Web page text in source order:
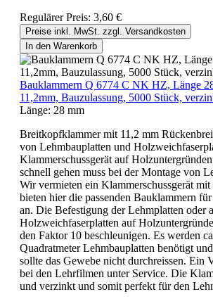
Regulärer Preis: 3,60 €
Preise inkl. MwSt. zzgl. Versandkosten
In den Warenkorb
Bauklammern Q 6774 C NK HZ, Länge
11,2mm, Bauzulassung, 5000 Stück,
Länge: 28 mm
Breitkopfklammer mit 11,2 mm
von Lehmbauplatten und
Klammerschussgerät auf
schnell gehen muss bei der Montage von
Wir vermieten ein Klammerschussgerät mit
bieten hier die passenden Bauklammern
an. Die Befestigung der Lehmplatten oder
Holzweichfaserplatten auf
den Faktor 10 beschleunigen. Es werden
Quadratmeter Lehmbauplatten benötigt
sollte das Gewebe nicht durchreissen. Ein
bei den Lehrfilmen unter Service. Die
und verzinkt und somit perfekt für den